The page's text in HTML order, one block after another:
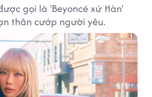
gọi là 'Beyoncé xứ Hàn'
thân cướp người yêu.